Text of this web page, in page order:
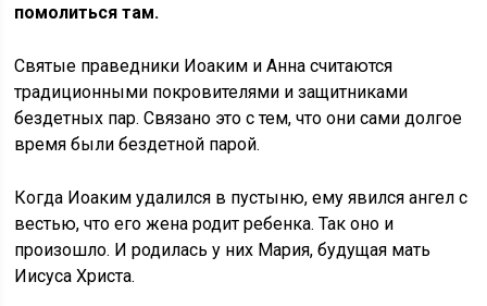
помолиться там.
Святые праведники Иоаким и Анна считаются
традиционными покровителями и защитниками
бездетных пар. Связано это с тем, что они сами долгое
время были бездетной парой.
Когда Иоаким удалился в пустыню, ему явился ангел с
вестью, что его жена родит ребенка. Так оно и
произошло. И родилась у них Мария, будущая мать
Иисуса Христа.